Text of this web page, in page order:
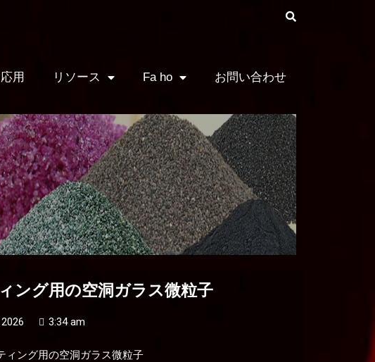
応用 リソース Fa ho お問い合わせ
ング用の空洞ガラス微粒子
3:34 am
ィング用の空洞ガラス微粒子